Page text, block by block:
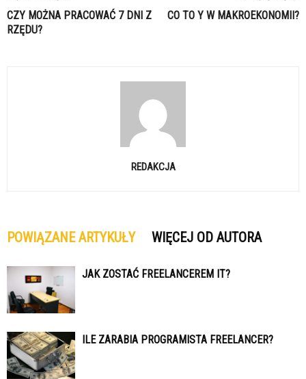
CZY MOŻNA PRACOWAĆ 7 DNI Z
RZĘDU?
CO TO Y W MAKROEKONOMII?
REDAKCJA
POWIĄZANE ARTYKUŁY WIĘCEJ OD AUTORA
JAK ZOSTAĆ FREELANCEREM IT?
ILE ZARABIA PROGRAMISTA FREELANCER?